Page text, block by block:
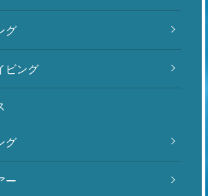
グ
ビング
グ
ー